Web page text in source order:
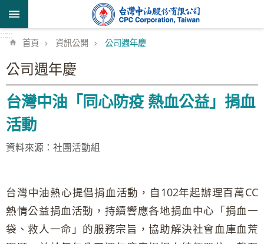
跳到主要內容區塊
::::::
首頁 資訊公開 公司週年慶
公司週年慶
台灣中油「同心防疫 熱血公益」捐血
活動
資料來源：社團活動組
台灣中油熱心提倡捐血活動，自102年起辦理百萬CC
熱情公益捐血活動，持續響應各地捐血中心「捐血一
袋、救人一命」的服務宗旨，協助解決社會血庫血荒